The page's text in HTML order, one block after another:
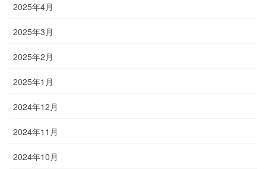
2025年4月
2025年3月
2025年2月
2025年1月
2024年12月
2024年11月
2024年10月